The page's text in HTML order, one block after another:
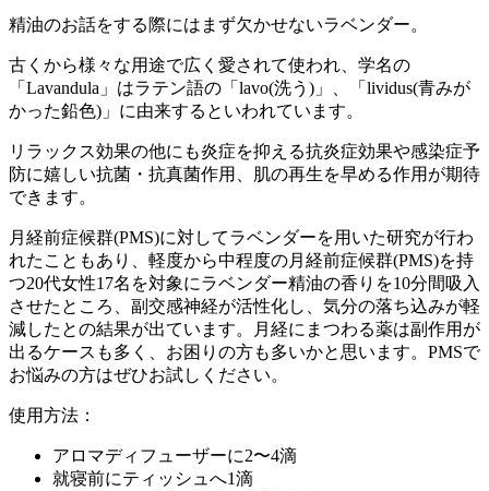
精油のお話をする際にはまず欠かせないラベンダー。
古くから様々な用途で広く愛されて使われ、学名の
「Lavandula」はラテン語の「lavo(洗う)」、「lividus(青みが
かった鉛色)」に由来するといわれています。
リラックス効果の他にも炎症を抑える抗炎症効果や感染症予
防に嬉しい抗菌・抗真菌作用、肌の再生を早める作用が期待
できます。
月経前症候群(PMS)に対してラベンダーを用いた研究が行わ
れたこともあり、軽度から中程度の月経前症候群(PMS)を持
つ20代女性17名を対象にラベンダー精油の香りを10分間吸入
させたところ、副交感神経が活性化し、気分の落ち込みが軽
減したとの結果が出ています。月経にまつわる薬は副作用が
出るケースも多く、お困りの方も多いかと思います。PMSで
お悩みの方はぜひお試しください。
使用方法：
アロマディフューザーに2〜4滴
就寝前にティッシュへ1滴